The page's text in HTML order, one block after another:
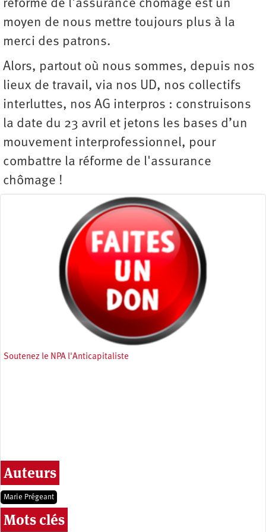
réforme de l'assurance chômage est un
moyen de nous mettre toujours plus à la
merci des patrons.
Alors, partout où nous sommes, depuis nos
lieux de travail, via nos UD, nos collectifs
interluttes, nos AG interpros : construisons
la date du 23 avril et jetons les bases d’un
mouvement interprofessionnel, pour
combattre la réforme de l'assurance
chômage !
Soutenez le NPA l'Anticapitaliste
Auteurs
Marie Prégeant
Mots clés